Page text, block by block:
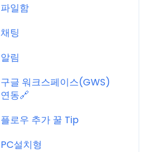
파일함
채팅
알림
구글 워크스페이스(GWS)
연동🔗
플로우 추가 꿀 Tip
PC설치형